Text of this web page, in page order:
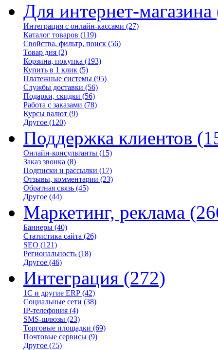
Для интернет-магазина
Интеграция с онлайн-кассами (27)
Каталог товаров (119)
Свойства, фильтр, поиск (56)
Товар дня (2)
Корзина, покупка (193)
Купить в 1 клик (5)
Платежные системы (95)
Службы доставки (56)
Подарки, скидки (56)
Работа с заказами (78)
Курсы валют (9)
Другое (120)
Поддержка клиентов
Онлайн-консультанты (15)
Заказ звонка (8)
Подписки и рассылки (17)
Отзывы, комментарии (23)
Обратная связь (45)
Другое (44)
Маркетинг, реклама
Баннеры (40)
Статистика сайта (26)
SEO (121)
Региональность (18)
Другое (46)
Интеграция (272)
1С и другие ERP (42)
Социальные сети (38)
IP-телефония (4)
SMS-шлюзы (23)
Торговые площадки (69)
Почтовые сервисы (9)
Другое (75)